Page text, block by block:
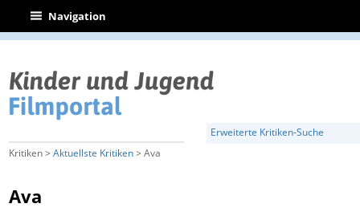
| Navigation
Erweiterte Kritiken-Suche
Kritiken >Aktuellste Kritiken> Ava
Ava